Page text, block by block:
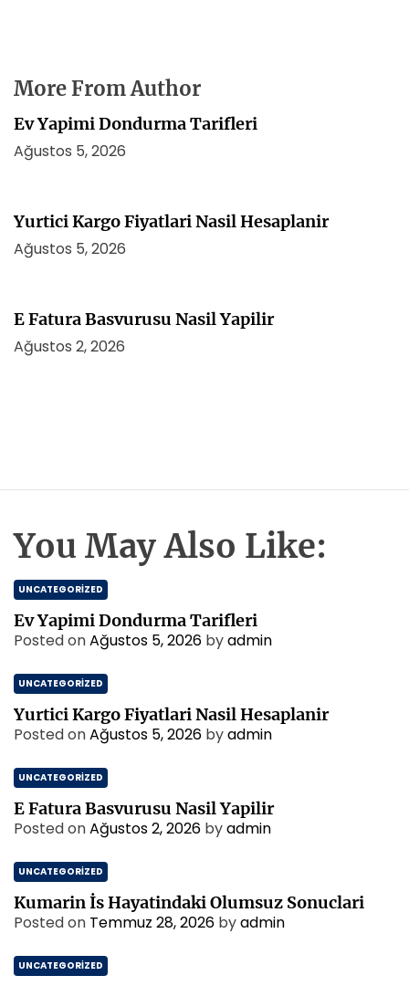
More From Author
Ev Yapimi Dondurma Tarifleri
Ağustos 5, 2026
Yurtici Kargo Fiyatlari Nasil Hesaplanir
Ağustos 5, 2026
E Fatura Basvurusu Nasil Yapilir
Ağustos 2, 2026
You May Also Like:
UNCATEGORIZED
Ev Yapimi Dondurma Tarifleri
Posted onAğustos 5, 2026 byadmin
UNCATEGORIZED
Yurtici Kargo Fiyatlari Nasil Hesaplanir
Posted onAğustos 5, 2026 byadmin
UNCATEGORIZED
E Fatura Basvurusu Nasil Yapilir
Posted onAğustos 2, 2026 byadmin
UNCATEGORIZED
Kumarin İs Hayatindaki Olumsuz Sonuclari
Posted on Temmuz 28, 2026 byadmin
UNCATEGORIZED